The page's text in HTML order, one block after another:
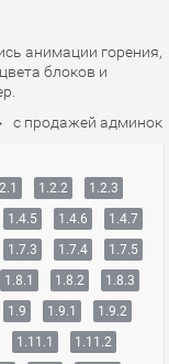
анимации горения,
блоков и
с продажей админок
1.2.2
1.2.3
1.4.5 1.4.6
1.4.7
1.7.3 1.7.4
1.7.5
1.8.1 1.8.2
1.8.3
1.9 1.9.1
1.9.2
1.11.1
1.11.2